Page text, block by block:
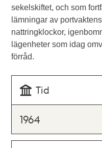
sekelskiftet, och som
lämningar av
nattringklockor,
lägenheter som idag
förråd.
Tid
1964